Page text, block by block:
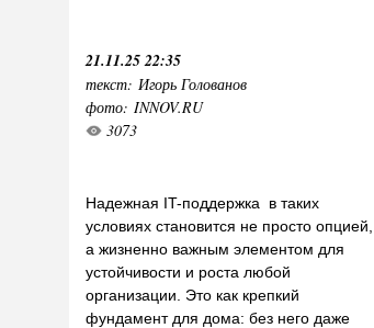
21.11.25 22:35
текст: Игорь Голованов
фото: INNOV.RU
3073
Надежная IT-поддержка в таких
условиях становится не просто опцией,
а жизненно важным элементом для
устойчивости и роста любой
организации. Это как крепкий
фундамент для дома: без него даже